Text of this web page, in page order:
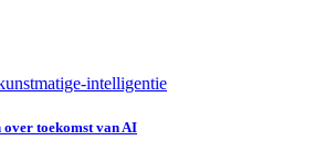
intelligentie
toekomst van AI